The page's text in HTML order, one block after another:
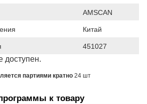
AMSCAN
Китай
451027
доступен.
партиями кратно 24 шт
к товару